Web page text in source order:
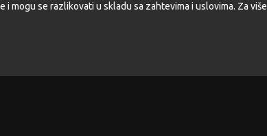
mogu se razlikovati u skladu sa zahtevima i uslovima. Za više